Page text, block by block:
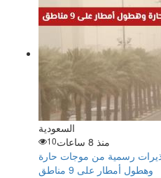
السعودية
منذ 8 ساعات
10
رسمية من موجات حارة
وهطول أمطار على 9 مناطق